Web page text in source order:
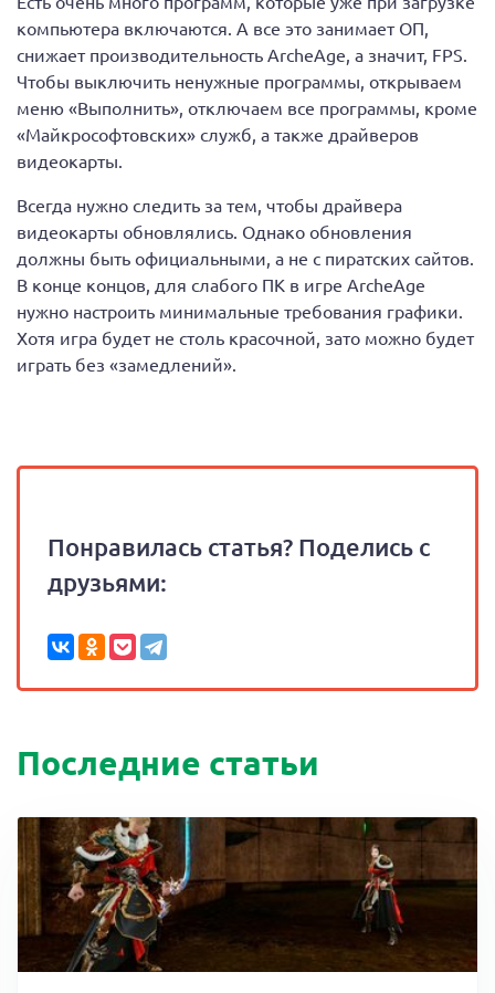
компьютера включаются. А все это занимает ОП,
снижает производительность ArcheAge, а значит, FPS.
Чтобы выключить ненужные программы, открываем
меню «Выполнить», отключаем все программы, кроме
«Майкрософтовских» служб, а также драйверов
видеокарты.
Всегда нужно следить за тем, чтобы драйвера
видеокарты обновлялись. Однако обновления
должны быть официальными, а не с пиратских сайтов.
В конце концов, для слабого ПК в игре ArcheAge
нужно настроить минимальные требования графики.
Хотя игра будет не столь красочной, зато можно будет
играть без «замедлений».
Понравилась статья? Поделись с
друзьями:
Последние статьи